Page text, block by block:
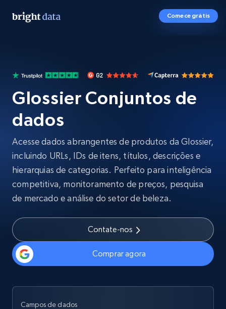
Comece grátis
Glossier Conjuntos de
dados
Acesse dados abrangentes de produtos da Glossier,
incluindo URLs, IDs de itens, títulos, descrições e
hierarquias de categorias. Perfeito para inteligência
competitiva, monitoramento de preços, pesquisa
de mercado e análise do setor de beleza.
Contate-nos
Comprar agora
Campos de dados